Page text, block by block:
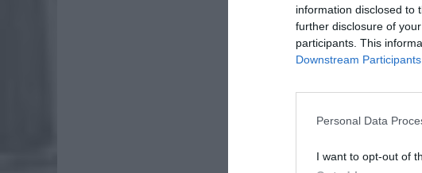
information disclosed to
further disclosure of
participants. This
Downstream Participants
Personal Data
I want to opt-out of